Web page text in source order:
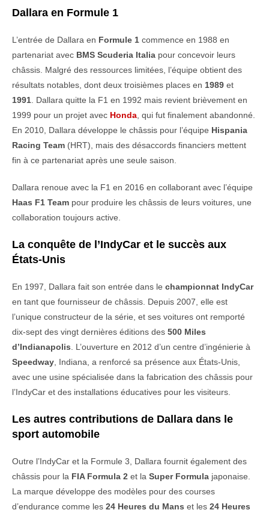
Dallara en Formule 1
L’entrée de Dallara en Formule 1 commence en 1988 en
partenariat avec BMS Scuderia Italia pour concevoir leurs
châssis. Malgré des ressources limitées, l’équipe obtient des
résultats notables, dont deux troisièmes places en 1989 et
1991. Dallara quitte la F1 en 1992 mais revient brièvement en
1999 pour un projet avec Honda, qui fut finalement abandonné.
En 2010, Dallara développe le châssis pour l’équipe Hispania
Racing Team (HRT), mais des désaccords financiers mettent
fin à ce partenariat après une seule saison.
Dallara renoue avec la F1 en 2016 en collaborant avec l’équipe
Haas F1 Team pour produire les châssis de leurs voitures, une
collaboration toujours active.
La conquête de l’IndyCar et le succès aux
États-Unis
En 1997, Dallara fait son entrée dans le championnat IndyCar
en tant que fournisseur de châssis. Depuis 2007, elle est
l’unique constructeur de la série, et ses voitures ont remporté
dix-sept des vingt dernières éditions des 500 Miles
d’Indianapolis. L’ouverture en 2012 d’un centre d’ingénierie à
Speedway, Indiana, a renforcé sa présence aux États-Unis,
avec une usine spécialisée dans la fabrication des châssis pour
l’IndyCar et des installations éducatives pour les visiteurs.
Les autres contributions de Dallara dans le
sport automobile
Outre l’IndyCar et la Formule 3, Dallara fournit également des
châssis pour la FIA Formula 2 et la Super Formula japonaise.
La marque développe des modèles pour des courses
d’endurance comme les 24 Heures du Mans et les 24 Heures